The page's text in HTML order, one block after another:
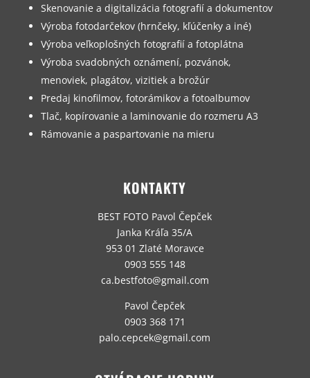
Skenovanie a digitalizácia fotografií a dokumentov
Výroba fotodarčekov (hrnčeky, kľúčenky a iné)
Výroba veľkoplošných fotografií a fotoplátna
Výroba svadobných oznámení, pozvánok,
menoviek, plagátov, vizitiek a brožúr
Predaj kinofilmov, fotorámikov a fotoalbumov
Tlač, kopírovanie a laminovanie do rozmeru A3
Rámovanie a paspartovanie na mieru
KONTAKTY
BEST FOTO Pavol Čepček
Janka Kráľa 35/A
953 01 Zlaté Moravce
0903 555 148
ca.bestfoto@gmail.com
Pavol Čepček
0903 368 171
palo.cepcek@gmail.com